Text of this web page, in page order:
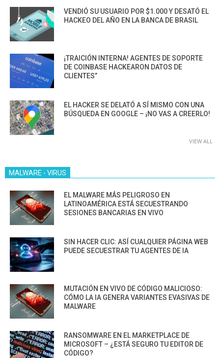
VENDIÓ SU USUARIO POR $1.000 Y DESATÓ EL
HACKEO DEL AÑO EN LA BANCA DE BRASIL
¡TRAICIÓN INTERNA! AGENTES DE SOPORTE
DE COINBASE HACKEARON DATOS DE
CLIENTES”
EL HACKER SE DELATÓ A SÍ MISMO CON UNA
BÚSQUEDA EN GOOGLE – ¡NO VAS A CREERLO!
VIEW ALL
MALWARE - VIRUS
EL MALWARE MÁS PELIGROSO EN
LATINOAMÉRICA ESTÁ SECUESTRANDO
SESIONES BANCARIAS EN VIVO
SIN HACER CLIC: ASÍ CUALQUIER PÁGINA WEB
PUEDE SECUESTRAR TU AGENTES DE IA
MUTACIÓN EN VIVO DE CÓDIGO MALICIOSO:
CÓMO LA IA GENERA VARIANTES EVASIVAS DE
MALWARE
RANSOMWARE EN EL MARKETPLACE DE
MICROSOFT – ¿ESTÁ SEGURO TU EDITOR DE
CÓDIGO?